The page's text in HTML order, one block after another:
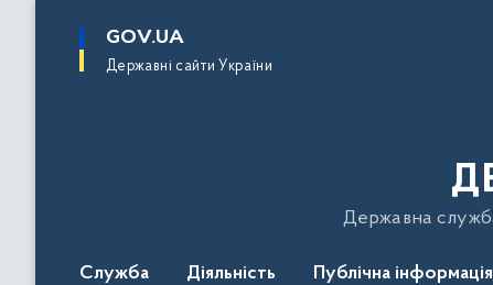
основного
GOV.UA
Державні сайти України
Державна
Служба Діяльність Публічна інформація